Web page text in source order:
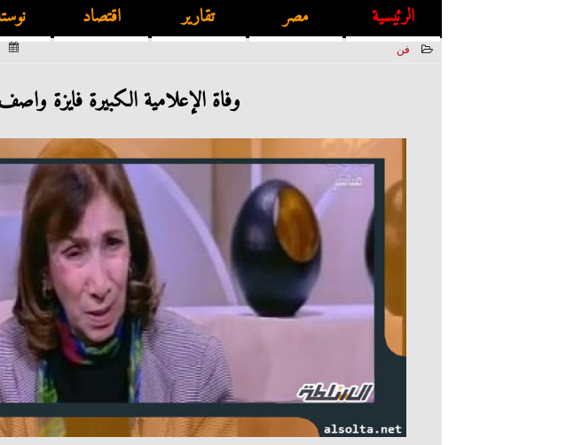
الرئيسية مصر تقارير اقتصاد
فن
وفاة الإعلامية الكبيرة فايزة